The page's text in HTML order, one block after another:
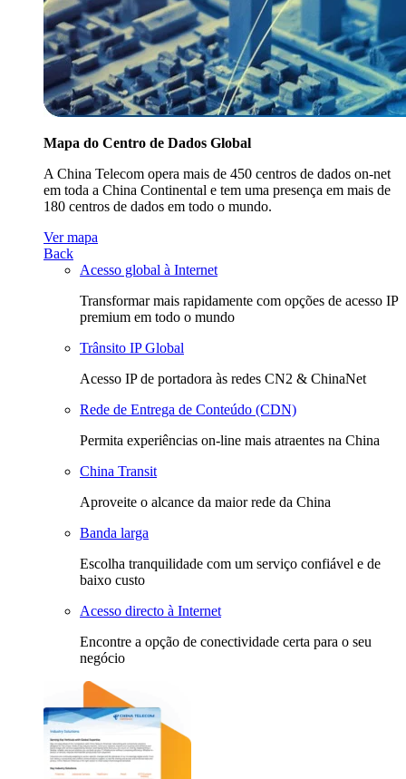
Mapa do Centro de Dados Global
A China Telecom opera mais de 450 centros de dados on-net
em toda a China Continental e tem uma presença em mais de
180 centros de dados em todo o mundo.
Ver mapa
Back
Acesso global à Internet
Transformar mais rapidamente com opções de acesso IP
premium em todo o mundo
Trânsito IP Global
Acesso IP de portadora às redes CN2 & ChinaNet
Rede de Entrega de Conteúdo (CDN)
Permita experiências on-line mais atraentes na China
China Transit
Aproveite o alcance da maior rede da China
Banda larga
Escolha tranquilidade com um serviço confiável e de
baixo custo
Acesso directo à Internet
Encontre a opção de conectividade certa para o seu
negócio